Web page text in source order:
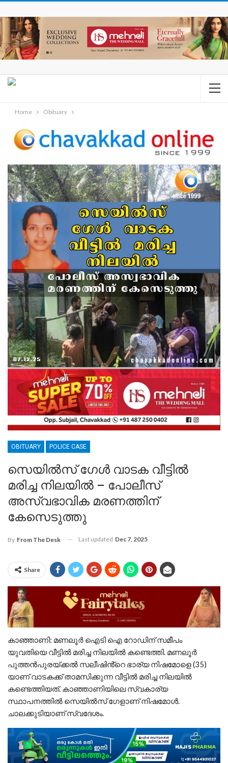
Home Obituary
OBITUARY POLICE CASE
സെയിൽസ് ഗേൾ വാടക വീട്ടിൽ
മരിച്ച നിലയിൽ – പോലീസ്
അസ്വഭാവിക മരണത്തിന്
കേസെടുത്തു
By From The Desk Last updated Dec 7, 2025
Share
കാഞ്ഞാണി: മണലൂർ ഐടി ഐ റോഡിന് സമീപം
യുവതിയെ വീട്ടിൽ മരിച്ച നിലയിൽ കണ്ടെത്തി. മണലൂർ
പുത്തൻപുരയ്ക്കൽ സലീഷിൻ്റെ ഭാര്യ നിഷമോളെ (35)
യാണ് വാടകക്ക് താമസിക്കുന്ന വീട്ടിൽ മരിച്ച നിലയിൽ
കണ്ടെത്തിയത്. കാഞ്ഞാണിയിലെ സ്വകാര്യ
സ്ഥാപനത്തിൽ സെയിൽസ് ഗേളാണ് നിഷമോൾ.
ചാലക്കുടിയാണ്‌ സ്വദേശം.